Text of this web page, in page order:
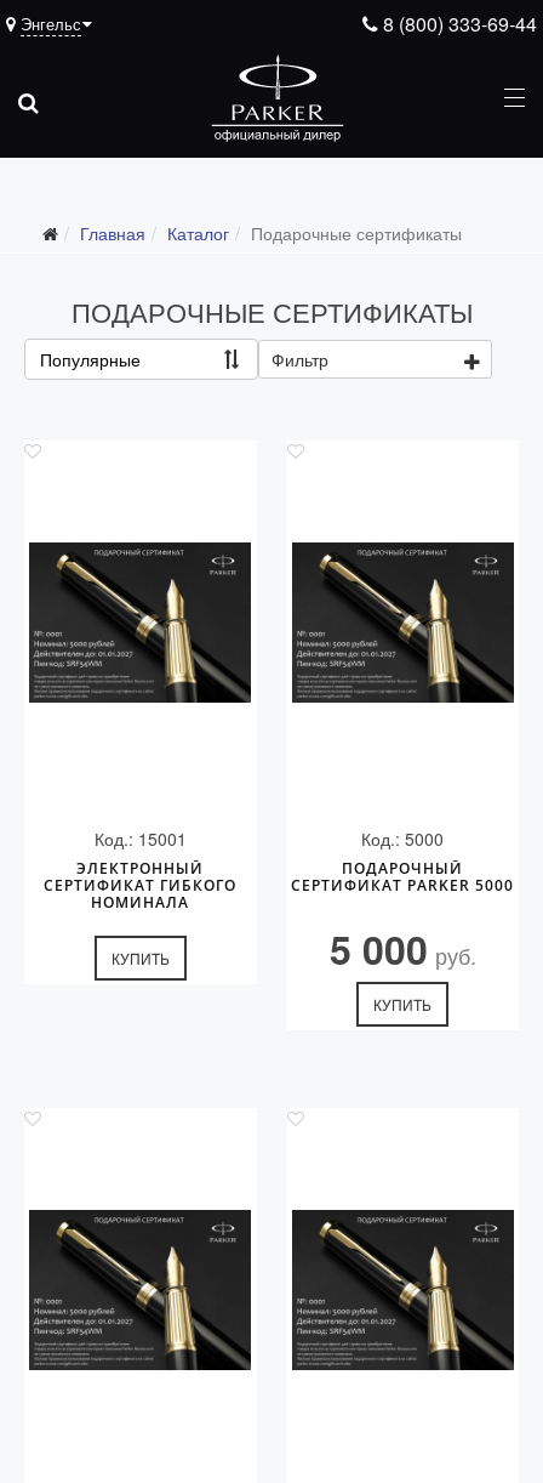
8 (800) 333-69-44
Энгельс
Главная Каталог Подарочные сертификаты
ПОДАРОЧНЫЕ СЕРТИФИКАТЫ
Популярные Фильтр
Код.: 15001
ЭЛЕКТРОННЫЙ
СЕРТИФИКАТ ГИБКОГО
НОМИНАЛА
КУПИТЬ
Код.: 5000
ПОДАРОЧНЫЙ
СЕРТИФИКАТ PARKER 5000
5 000 руб.
КУПИТЬ
С золотым пером
Распродажа